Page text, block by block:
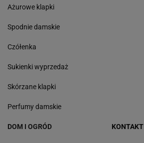
Ażurowe klapki
Spodnie damskie
Czółenka
Sukienki wyprzedaż
Skórzane klapki
Perfumy damskie
DOM I OGRÓD KONTAKT